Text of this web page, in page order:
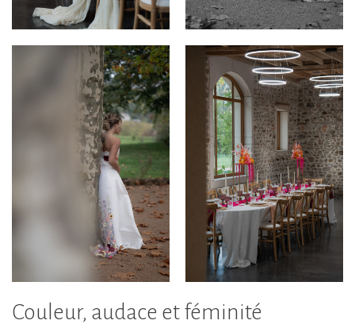
Couleur, audace et féminité